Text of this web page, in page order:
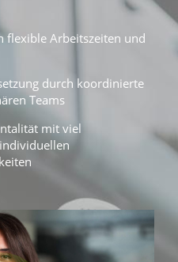
flexible Arbeitszeiten und
durch koordinierte
Teams
mit viel